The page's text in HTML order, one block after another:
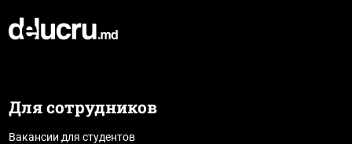
Для сотрудников
Вакансии для студентов